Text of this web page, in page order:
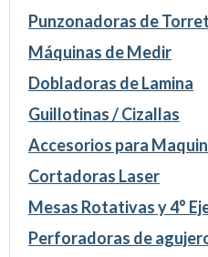
Punzonadoras de
Máquinas de Medir
Dobladoras de Lamina
Guillotinas / Cizallas
Accesorios para
Cortadoras Laser
Mesas Rotativas y 4°
Perforadoras de